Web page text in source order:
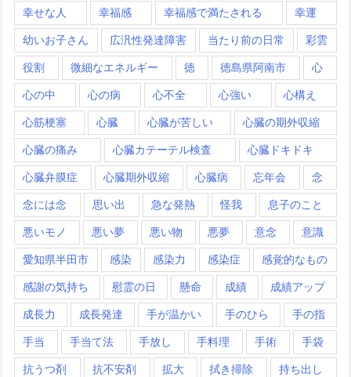
幸せな人 幸福感 幸福感で満たされる 幸運
幼いお子さん 広汎性発達障害 当たり前の日常 彩雲
役割 微細なエネルギー 徳 徳島県阿南市 心
心の中 心の病 心不全 心強い 心構え
心筋梗塞 心臓 心臓が苦しい 心臓の期外収縮
心臓の痛み 心臓カテーテル検査 心臓ドキドキ
心臓弁膜症 心臓期外収縮 心臓病 忘年会 念
念には念 思い出 急な発熱 怪我 息子のこと
悪いモノ 悪い夢 悪い物 悪夢 意念 意識
愛知県半田市 感染 感染力 感染症 感覚的なもの
感謝の気持ち 慰霊の日 懸命 成績 成績アップ
成長力 成長発達 手が温かい 手のひら 手の指
手当 手当て法 手放し 手料理 手術 手袋
抗うつ剤 抗不安剤 拡大 拭き掃除 持ち出し